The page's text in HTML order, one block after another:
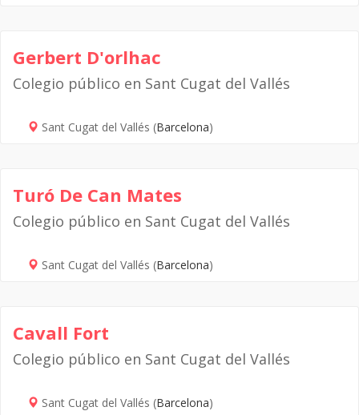
Gerbert D'orlhac
Colegio público en Sant Cugat del Vallés
Sant Cugat del Vallés (Barcelona)
Turó De Can Mates
Colegio público en Sant Cugat del Vallés
Sant Cugat del Vallés (Barcelona)
Cavall Fort
Colegio público en Sant Cugat del Vallés
Sant Cugat del Vallés (Barcelona)